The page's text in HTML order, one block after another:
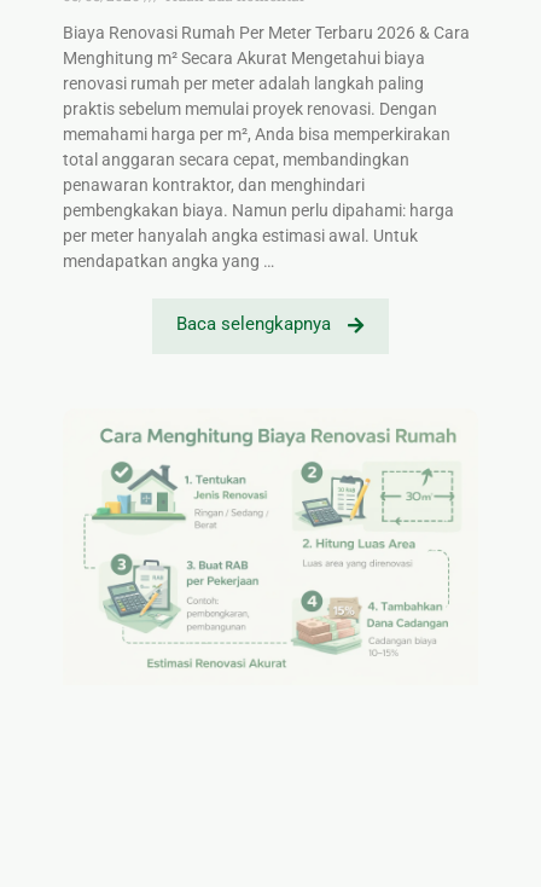
Biaya Renovasi Rumah Per Meter Terbaru 2026 & Cara
Menghitung m² Secara Akurat Mengetahui biaya
renovasi rumah per meter adalah langkah paling
praktis sebelum memulai proyek renovasi. Dengan
memahami harga per m², Anda bisa memperkirakan
total anggaran secara cepat, membandingkan
penawaran kontraktor, dan menghindari
pembengkakan biaya. Namun perlu dipahami: harga
per meter hanyalah angka estimasi awal. Untuk
mendapatkan angka yang …
Baca selengkapnya